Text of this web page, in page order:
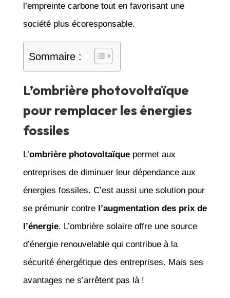
l’empreinte carbone tout en favorisant une
société plus écoresponsable.
Sommaire :
L’ombrière photovoltaïque
pour remplacer les énergies
fossiles
L’ombrière photovoltaïquepermet aux
entreprises de diminuer leur dépendance aux
énergies fossiles. C’est aussi une solution pour
se prémunir contre l’augmentation des prix de
l’énergie. L’ombrière solaire offre une source
d’énergie renouvelable qui contribue à la
sécurité énergétique des entreprises. Mais ses
avantages ne s’arrêtent pas là !